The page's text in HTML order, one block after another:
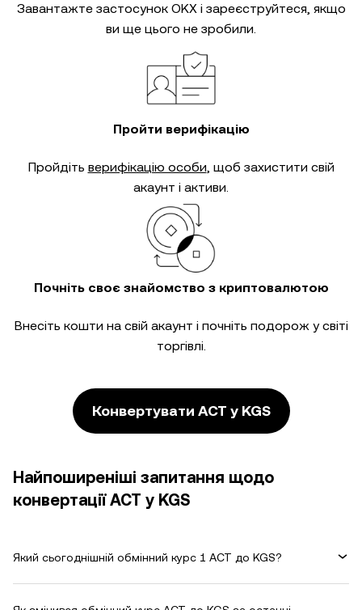
Завантажте застосунок OKX і зареєструйтеся, якщо
ви ще цього не зробили.
Пройти верифікацію
Пройдіть верифікацію особи, щоб захистити свій
акаунт і активи.
Почніть своє знайомство з криптовалютою
Внесіть кошти на свій акаунт і почніть подорож у світі
торгівлі.
Конвертувати ACT у KGS
Найпоширеніші запитання щодо
конвертації ACT у KGS
Який сьогоднішній обмінний курс 1 ACT до KGS?